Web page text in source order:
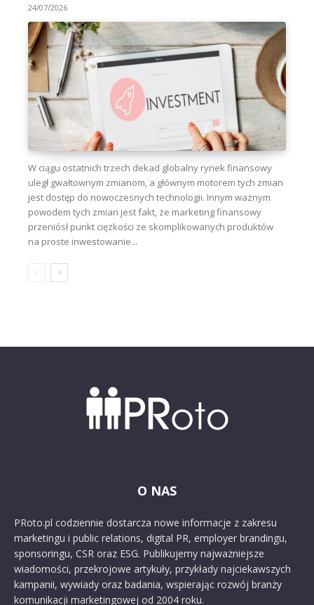
24/07/2026
W ciągu ostatnich trzech dekad globalny rynek finansowy
uległ gwałtownym zmianom, a głównym motorem tych zmian
jest dostęp do nowoczesnych technologii. Innym ważnym
powodem tych zmian jest fakt, że marketing finansowy
przeniósł punkt ciężkości ze skomplikowanych produktów
na proste inwestowanie...
O NAS
PRoto.pl codziennie dostarcza nowe informacje z zakresu
marketingu i public relations, digital PR, employer brandingu,
sponsoringu, CSR oraz ESG. Publikujemy najważniejsze
wiadomości, przekrojowe artykuły, przykłady najciekawszych
kampanii, wywiady oraz badania, wspierając rozwój branży
komunikacji marketingowej od 2004 roku.